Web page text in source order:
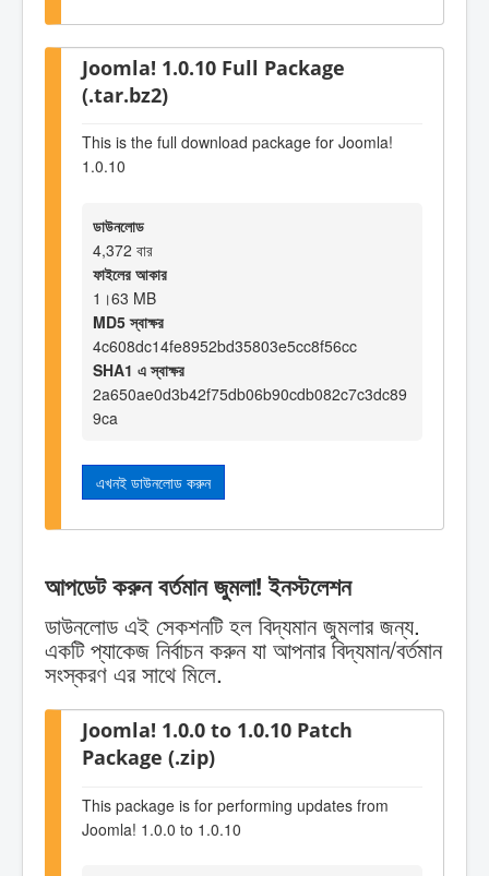
Joomla! 1.0.10 Full Package
(.tar.bz2)
This is the full download package for Joomla!
1.0.10
ডাউনলোড
4,372 বার
ফাইলের আকার
1।63 MB
MD5 স্বাক্ষর
4c608dc14fe8952bd35803e5cc8f56cc
SHA1 এ স্বাক্ষর
2a650ae0d3b42f75db06b90cdb082c7c3dc89
9ca
এখনই ডাউনলোড করুন
আপডেট করুন বর্তমান জুমলা! ইনস্টলেশন
ডাউনলোড এই সেকশনটি হল বিদ্যমান জুমলার জন্য.
একটি প্যাকেজ নির্বাচন করুন যা আপনার বিদ্যমান/বর্তমান
সংস্করণ এর সাথে মিলে.
Joomla! 1.0.0 to 1.0.10 Patch
Package (.zip)
This package is for performing updates from
Joomla! 1.0.0 to 1.0.10